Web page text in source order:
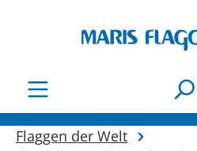
Flaggen der Welt